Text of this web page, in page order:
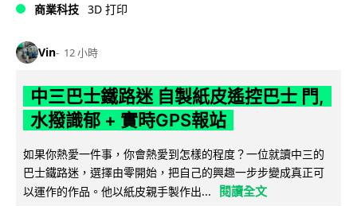
商業科技 3D 打印
Vin 12 小時
中三巴士鐵路迷 自製紙皮遙控巴士 門,
水撥識郁 + 實時GPS報站
如果你熱愛一件事，你會熱愛到怎樣的程度？一位就讀中三的
巴士鐵路迷，選擇由零開始，把自己的興趣一步步變成真正可
以運作的作品。他以紙皮親手製作出...
閱讀全文